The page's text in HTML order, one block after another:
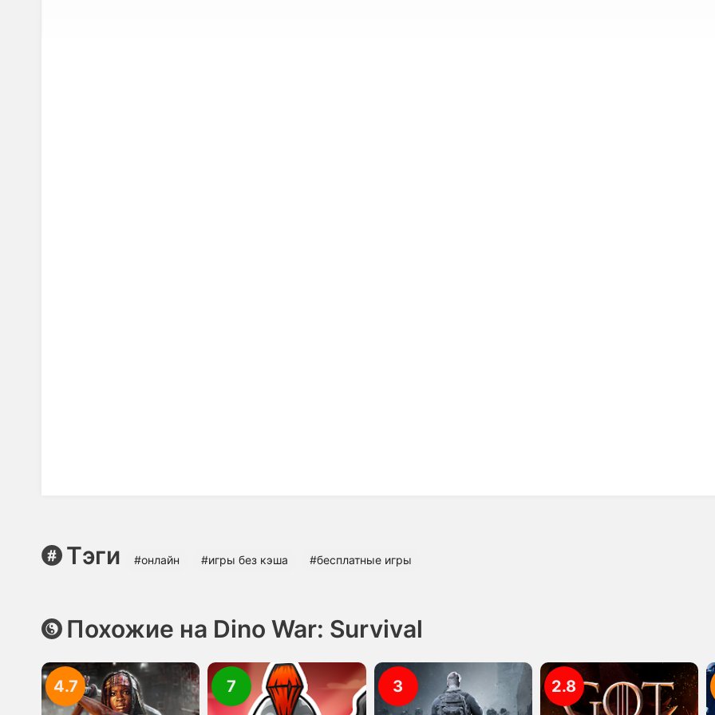
Тэги #онлайн #игры без кэша #бесплатные игры
Похожие на Dino War: Survival
4.7 7 3 2.8